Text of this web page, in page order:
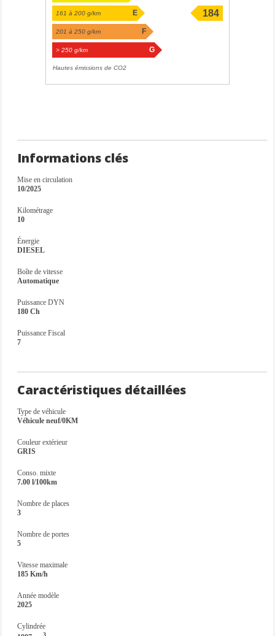
161 à 200 g/km E
184
201 à 250 g/km F
> 250 g/km G
Hautes émissions de CO2
Informations clés
Mise en circulation
10/2025
Kilométrage
10
Énergie
DIESEL
Boîte de vitesse
Automatique
Puissance DYN
180 Ch
Puissance Fiscal
7
Caractéristiques détaillées
Type de véhicule
Véhicule neuf/0KM
Couleur extérieur
GRIS
Conso. mixte
7.00 l/100km
Nombre de places
3
Nombre de portes
5
Vitesse maximale
185 Km/h
Année modèle
2025
Cylindrée
3